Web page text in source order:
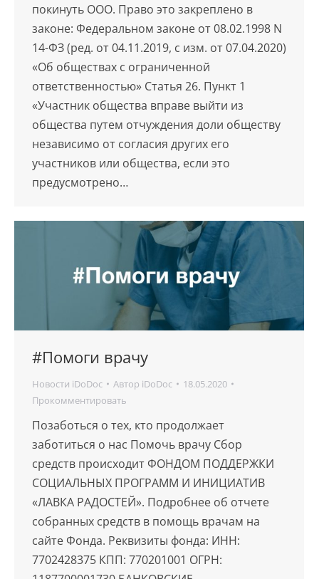
покинуть ООО. Право это закреплено в
законе: Федеральном законе от 08.02.1998 N
14-ФЗ (ред. от 04.11.2019, с изм. от 07.04.2020)
«Об обществах с ограниченной
ответственностью» Статья 26. Пункт 1
«Участник общества вправе выйти из
общества путем отчуждения доли обществу
независимо от согласия других его
участников или общества, если это
предусмотрено…
#Помоги врачу
Новости iDoDoc Автор iDoDoc
18.05.2020
Прокомментировать
Позаботься о тех, кто продолжает
заботиться о нас Помочь врачу Сбор
средств происходит ФОНДОМ ПОДДЕРЖКИ
СОЦИАЛЬНЫХ ПРОГРАММ И ИНИЦИАТИВ
«ЛАВКА РАДОСТЕЙ». Подробнее об отчете
собранных средств в помощь врачам на
сайте Фонда. Реквизиты фонда: ИНН:
7702428375 КПП: 770201001 ОГРН: